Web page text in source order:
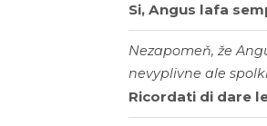
Si, Angus lafa
Nezapomeň, že
nevyplivne ale
Ricordati di dare